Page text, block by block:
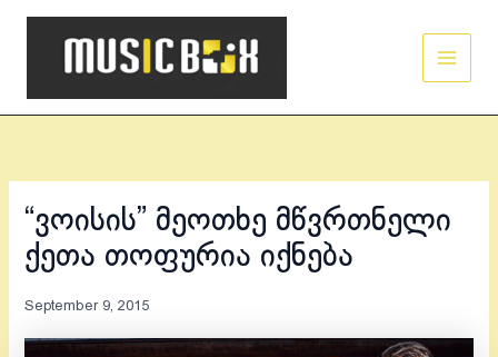
Skip
“ვოისის” მეოთხე მწვრთნელი
ქეთა თოფურია იქნება
September 9, 2015